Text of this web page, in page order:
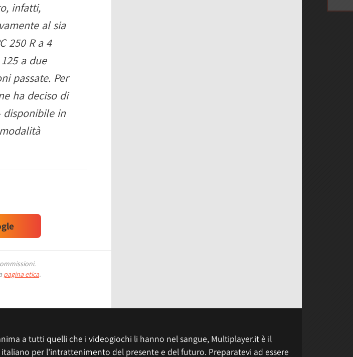
infatti,
al sia
250 R a 4
a due
passate. Per
ha deciso di
disponibile in
pagina etica.
a tutti quelli che i videogiochi li hanno nel sangue, Multiplayer.it è il
per l'intrattenimento del presente e del futuro. Preparatevi ad essere